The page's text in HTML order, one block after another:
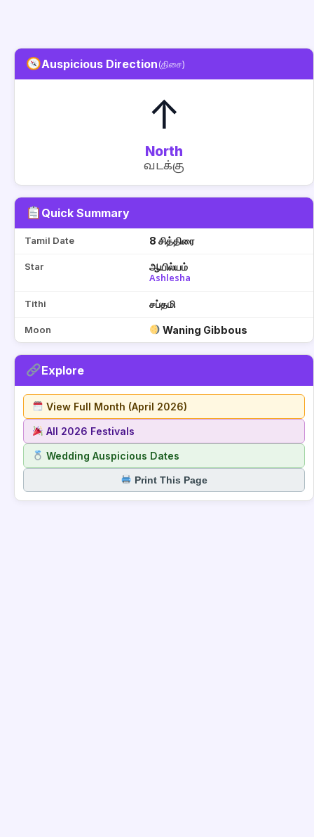
Auspicious Direction(திசை)
↑
North
வடக்கு
Quick Summary
Tamil Date 8 சித்திரை
Star ஆயில்யம்
Ashlesha
Tithi சப்தமி
Moon Waning Gibbous
Explore
View Full Month (April 2026)
All 2026 Festivals
Wedding Auspicious Dates
Print This Page